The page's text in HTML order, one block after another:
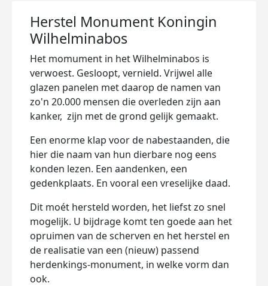
Herstel Monument Koningin
Wilhelminabos
Het momument in het Wilhelminabos is
verwoest. Gesloopt, vernield. Vrijwel alle
glazen panelen met daarop de namen van
zo'n 20.000 mensen die overleden zijn aan
kanker, zijn met de grond gelijk gemaakt.
Een enorme klap voor de nabestaanden, die
hier die naam van hun dierbare nog eens
konden lezen. Een aandenken, een
gedenkplaats. En vooral een vreselijke daad.
Dit moét hersteld worden, het liefst zo snel
mogelijk. U bijdrage komt ten goede aan het
opruimen van de scherven en het herstel en
de realisatie van een (nieuw) passend
herdenkings-monument, in welke vorm dan
ook.